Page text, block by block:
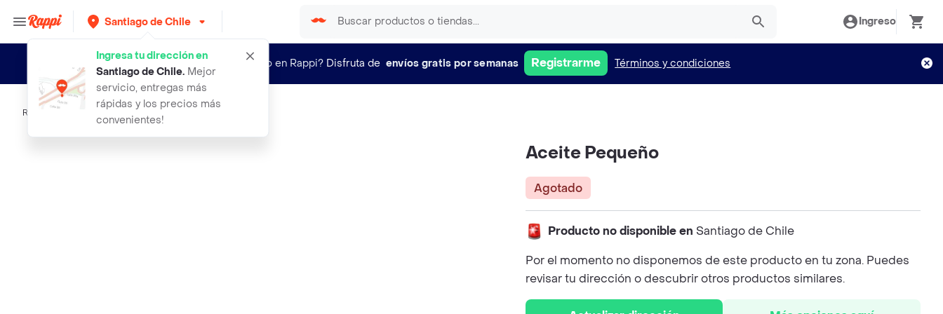
Santiago de Chile
Ingresa tu dirección en
Santiago de Chile. Mejor
servicio, entregas más
rápidas y los precios más
convenientes!
Ingreso
¿Nuevo en Rappi? Disfruta de envíos gratis por semanas Registrarme Términos y condiciones
Rappi aceite pequeno
Aceite Pequeño
Agotado
Producto no disponible en Santiago de Chile
Por el momento no disponemos de este producto en tu zona. Puedes
revisar tu dirección o descubrir otros productos similares.